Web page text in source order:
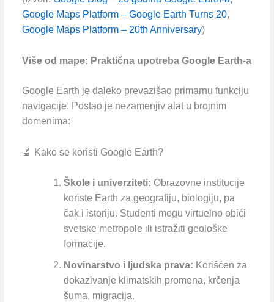
Google Maps Platform – Google Earth Turns 20,
Google Maps Platform – 20th Anniversary)
Više od mape: Praktična upotreba Google Earth-a
Google Earth je daleko prevazišao primarnu funkciju
navigacije. Postao je nezamenjiv alat u brojnim
domenima:
🔬 Kako se koristi Google Earth?
Škole i univerziteti: Obrazovne institucije
koriste Earth za geografiju, biologiju, pa
čak i istoriju. Studenti mogu virtuelno obići
svetske metropole ili istražiti geološke
formacije.
Novinarstvo i ljudska prava: Korišćen za
dokazivanje klimatskih promena, krčenja
šuma, migracija.